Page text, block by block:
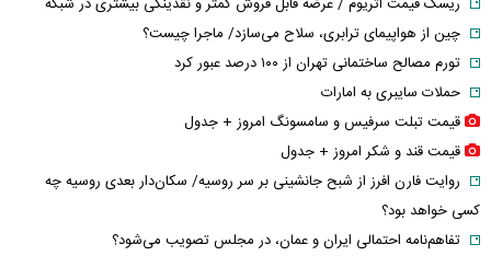
چین از هواپیمای ترابری، سلاح می‌سازد/ ماجرا چیست؟
تورم مصالح ساختمانی تهران از ۱۰۰ درصد عبور کرد
حملات سایبری به امارات
قیمت تبلت سرفیس و سامسونگ امروز + جدول
قیمت قند و شکر امروز + جدول
روایت فارن افرز از شبح جانشینی بر سر روسیه/ سکان‌دار بعدی روسیه چه
کسی خواهد بود؟
تفاهم‌نامه احتمالی ایران و عمان، در مجلس تصویب می‌شود؟